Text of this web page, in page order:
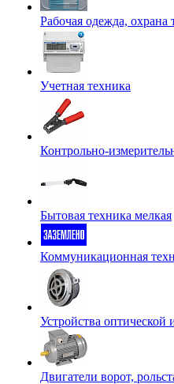
Рабочая одежда, охрана
Учетная техника
Контрольно-
Бытовая техника мелкая
Коммуникационная
Устройства оптической
Двигатели ворот,